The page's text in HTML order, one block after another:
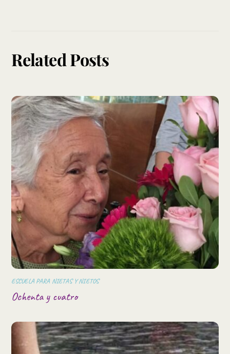
Related Posts
ESCUELA PARA NIETAS Y NIETOS
Ochenta y cuatro